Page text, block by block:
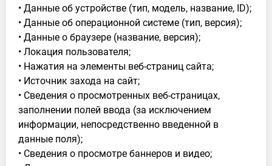
• Данные об устройстве (тип, модель, название, ID);
• Данные об операционной системе (тип, версия);
• Данные о браузере (название, версия);
• Локация пользователя;
• Нажатия на элементы веб-страниц сайта;
• Источник захода на сайт;
• Сведения о просмотренных веб-страницах,
заполнении полей ввода (за исключением
информации, непосредственно введенной в
данные поля);
• Сведения о просмотре баннеров и видео;